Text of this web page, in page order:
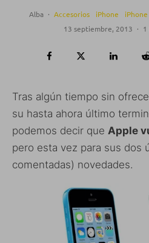
Alba · Accesorios iPhone iPhone
13 septiembre, 2013 ·
Tras algún tiempo sin
su hasta ahora último
podemos decir que Apple
pero esta vez para sus dos
comentadas) novedades.